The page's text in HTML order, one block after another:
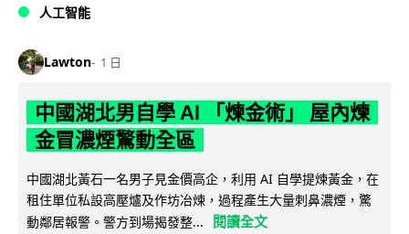
人工智能
Lawton 1 日
中國湖北男自學 AI 「煉金術」 屋內煉
金冒濃煙驚動全區
中國湖北黃石一名男子見金價高企，利用 AI 自學提煉黃金，在
租住單位私設高壓爐及作坊冶煉，過程產生大量刺鼻濃煙，驚
動鄰居報警。警方到場揭發整...
閱讀全文